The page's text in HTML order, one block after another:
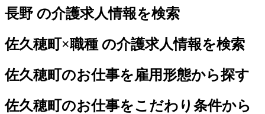
長野 の介護求人情報を検索
佐久穂町×職種 の介護求人情報を検索
佐久穂町のお仕事を雇用形態から探す
佐久穂町のお仕事をこだわり条件から